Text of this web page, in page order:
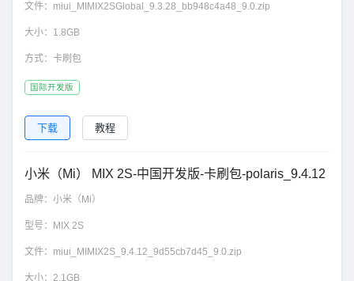
文件： miui_MIMIX2SGlobal_9.3.28_bb948c4a48_9.0.zip
大小： 1.8GB
方式： 卡刷包
国际开发版
下载 教程
小米（Mi） MIX 2S-中国开发版-卡刷包-polaris_9.4.12
品牌： 小米（Mi）
型号： MIX 2S
文件： miui_MIMIX2S_9.4.12_9d55cb7d45_9.0.zip
大小： 2.1GB